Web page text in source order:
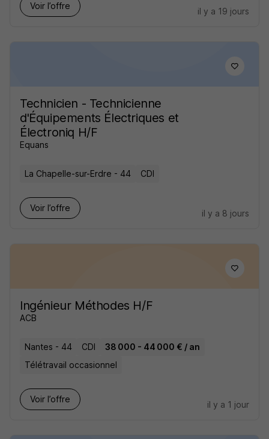
Voir l’offre
il y a 19 jours
Technicien - Technicienne
d'Équipements Électriques et
Électroniq H/F
Equans
La Chapelle-sur-Erdre - 44 CDI
Voir l’offre
il y a 8 jours
Ingénieur Méthodes H/F
ACB
Nantes - 44 CDI
38 000 - 44 000 € / an
Télétravail occasionnel
Voir l’offre
il y a 1 jour